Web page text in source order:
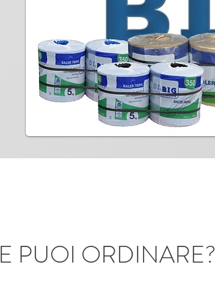
PUOI ORDINARE?